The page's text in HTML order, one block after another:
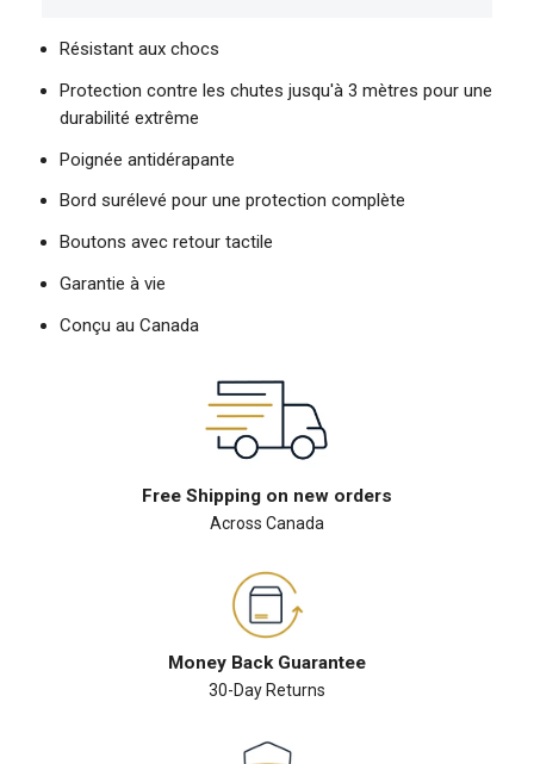
Résistant aux chocs
Protection contre les chutes jusqu'à 3 mètres pour une
durabilité extrême
Poignée antidérapante
Bord surélevé pour une protection complète
Boutons avec retour tactile
Garantie à vie
Conçu au Canada
Free Shipping on new orders
Across Canada
Money Back Guarantee
30-Day Returns